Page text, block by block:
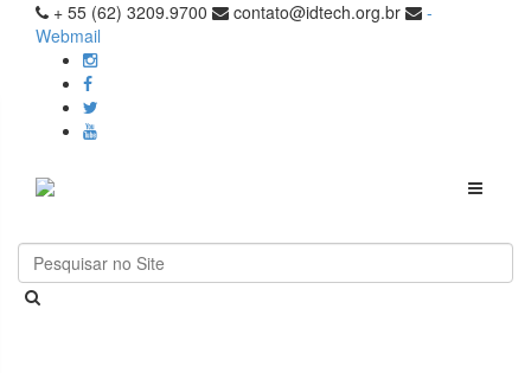
+ 55 (62) 3209.9700 contato@idtech.org.br
-
Webmail
Toggle